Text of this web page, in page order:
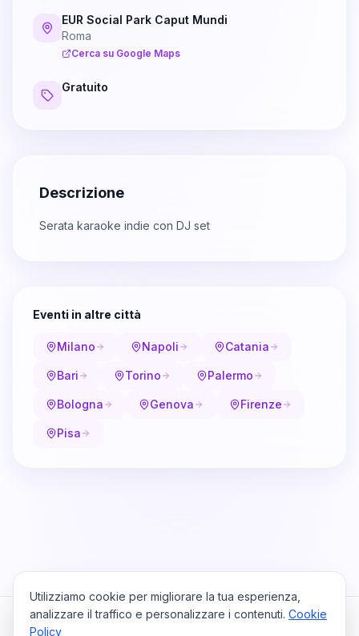
EUR Social Park Caput Mundi
Roma
Cerca su Google Maps
Gratuito
Descrizione
Serata karaoke indie con DJ set
Eventi in altre città
Milano Napoli Catania
Bari Torino Palermo
Bologna Genova Firenze
Pisa
Utilizziamo cookie per migliorare la tua esperienza,
analizzare il traffico e personalizzare i contenuti. Cookie
Policy